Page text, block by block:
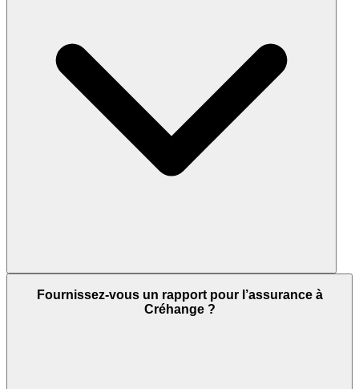
Fournissez-vous un rapport pour l’assurance à
Créhange ?